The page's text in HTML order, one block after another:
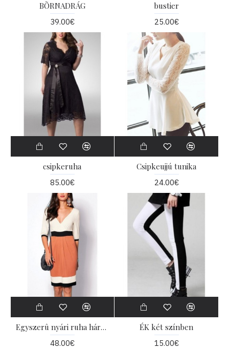
BÕRNADRÁG
39.00€
bustier
25.00€
csipkeruha
85.00€
Csipkeujjú tunika
24.00€
Egyszerû nyári ruha három színben
48.00€
ÉK két színben
15.00€